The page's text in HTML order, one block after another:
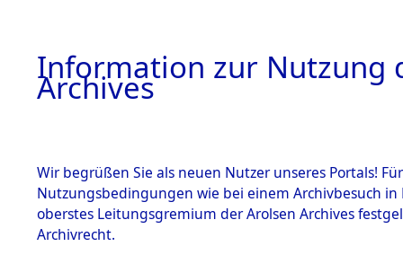
Information zur Nutzung
Archives
Wir begrüßen Sie als neuen Nutzer unseres Portals!
Nutzungsbedingungen wie bei einem Archivbesuch
oberstes Leitungsgremium der Arolsen Archives
Archivrecht.